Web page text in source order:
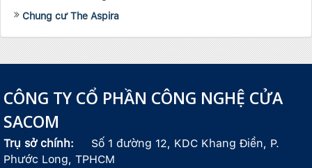
Chung cư The Aspira
CÔNG TY CỔ PHẦN CÔNG NGHỆ CỬA
SACOM
Trụ sở chính:
Số 1 đường 12, KDC Khang Điền, P.
Phước Long, TPHCM